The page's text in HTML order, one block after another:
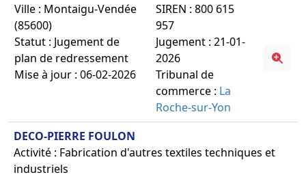
Ville : Montaigu-Vendée
(85600)
Statut : Jugement de
plan de redressement
Mise à jour : 06-02-2026
SIREN : 800 615
957
Jugement : 21-01-
2026
Tribunal de
commerce : La
Roche-sur-Yon
DECO-PIERRE FOULON
Activité : Fabrication d'autres textiles techniques et
industriels